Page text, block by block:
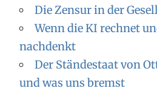
Die Zensur in der
Wenn die KI rechnet
nachdenkt
Der Ständestaat von
und was uns bremst